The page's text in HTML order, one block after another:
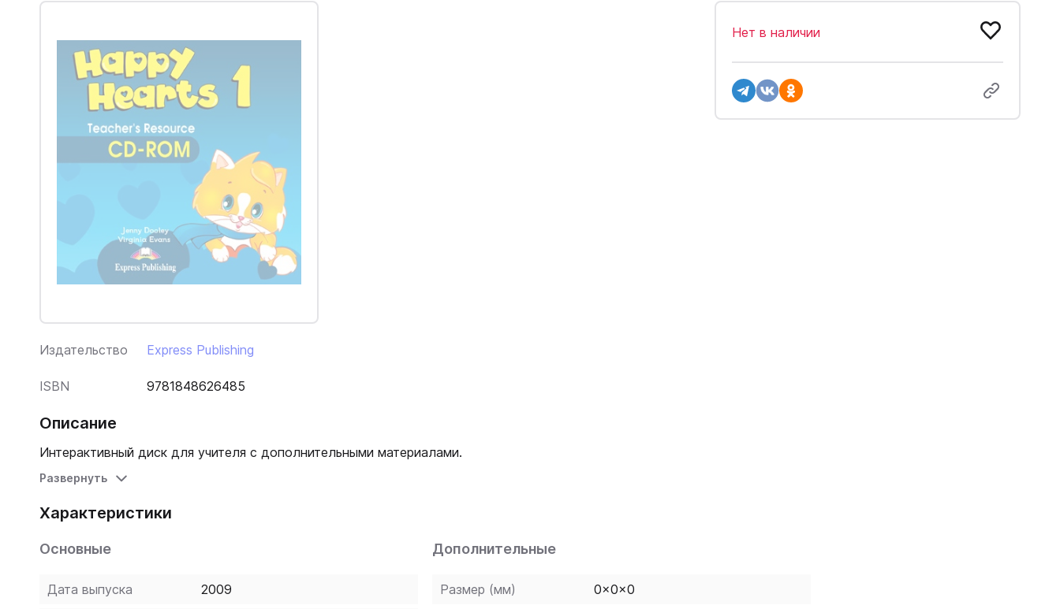
Издательство Express Publishing
ISBN 9781848626485
Нет в наличии
Описание
Интерактивный диск для учителя с дополнительными материалами.
Развернуть
Характеристики
Основные
Дата выпуска 2009
Дополнительные
Размер (мм) 0x0x0